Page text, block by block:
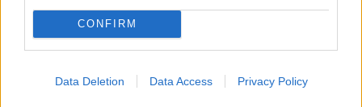
CONFIRM
Data Deletion Data Access Privacy Policy